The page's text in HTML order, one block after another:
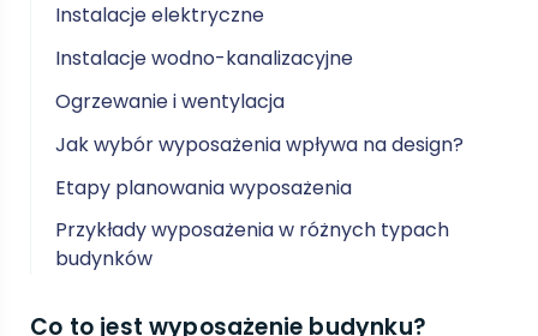
Instalacje elektryczne
Instalacje wodno-kanalizacyjne
Ogrzewanie i wentylacja
Jak wybór wyposażenia wpływa na design?
Etapy planowania wyposażenia
Przykłady wyposażenia w różnych typach
budynków
Co to jest wyposażenie budynku?